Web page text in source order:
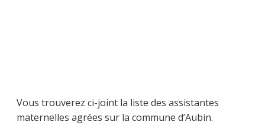
Vous trouverez ci-joint la liste des assistantes
maternelles agrées sur la commune d’Aubin.